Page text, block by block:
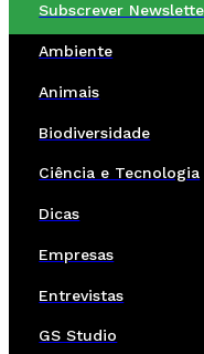
Subscrever
Ambiente
Animais
Biodiversidade
Ciência e Tecnologia
Dicas
Empresas
Entrevistas
GS Studio